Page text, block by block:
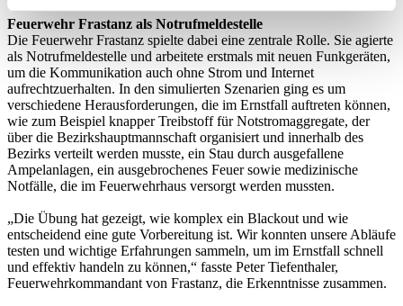
Feuerwehr Frastanz als Notrufmeldestelle
Die Feuerwehr Frastanz spielte dabei eine zentrale Rolle. Sie agierte
als Notrufmeldestelle und arbeitete erstmals mit neuen Funkgeräten,
um die Kommunikation auch ohne Strom und Internet
aufrechtzuerhalten. In den simulierten Szenarien ging es um
verschiedene Herausforderungen, die im Ernstfall auftreten können,
wie zum Beispiel knapper Treibstoff für Notstromaggregate, der
über die Bezirkshauptmannschaft organisiert und innerhalb des
Bezirks verteilt werden musste, ein Stau durch ausgefallene
Ampelanlagen, ein ausgebrochenes Feuer sowie medizinische
Notfälle, die im Feuerwehrhaus versorgt werden mussten.
„Die Übung hat gezeigt, wie komplex ein Blackout und wie
entscheidend eine gute Vorbereitung ist. Wir konnten unsere Abläufe
testen und wichtige Erfahrungen sammeln, um im Ernstfall schnell
und effektiv handeln zu können,“ fasste Peter Tiefenthaler,
Feuerwehrkommandant von Frastanz, die Erkenntnisse zusammen.